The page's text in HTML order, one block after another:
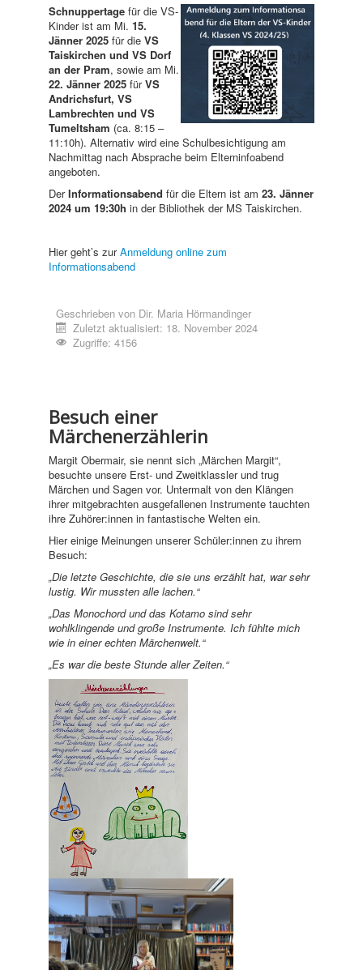
Schnuppertage für die VS-
Kinder ist am Mi. 15.
Jänner 2025 für die VS
Taiskirchen und VS Dorf
an der Pram, sowie am Mi.
22. Jänner 2025 fürVS
Andrichsfurt, VS
Lambrechten und VS
Tumeltsham (ca. 8:15 –
11:10h). Alternativ wird eine Schulbesichtigung am
Nachmittag nach Absprache beim Elterninfoabend
angeboten.
DerInformationsabend für die Eltern ist am 23. Jänner
2024 um 19:30h in der Bibliothek der MS Taiskirchen.
Hier geht’s zurAnmeldung online zum
Informationsabend
Geschrieben von Dir. Maria Hörmandinger
Zuletzt aktualisiert: 18. November 2024
Zugriffe: 4156
Besuch einer
Märchenerzählerin
Margit Obermair, sie nennt sich „Märchen Margit“,
besuchte unsere Erst- und Zweitklassler und trug
Märchen und Sagen vor. Untermalt von den Klängen
ihrer mitgebrachten ausgefallenen Instrumente tauchten
ihre Zuhörer:innen in fantastische Welten ein.
Hier einige Meinungen unserer Schüler:innen zu ihrem
Besuch:
„Die letzte Geschichte, die sie uns erzählt hat, war sehr
lustig. Wir mussten alle lachen.“
„Das Monochord und das Kotamo sind sehr
wohlklingende und große Instrumente. Ich fühlte mich
wie in einer echten Märchenwelt.“
„Es war die beste Stunde aller Zeiten.“